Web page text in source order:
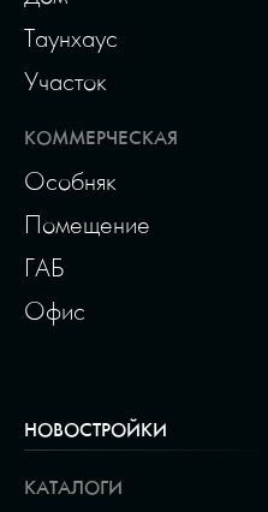
Таунхаус
Участок
КОММЕРЧЕСКАЯ
Особняк
Помещение
ГАБ
Офис
НОВОСТРОЙКИ
КАТАЛОГИ